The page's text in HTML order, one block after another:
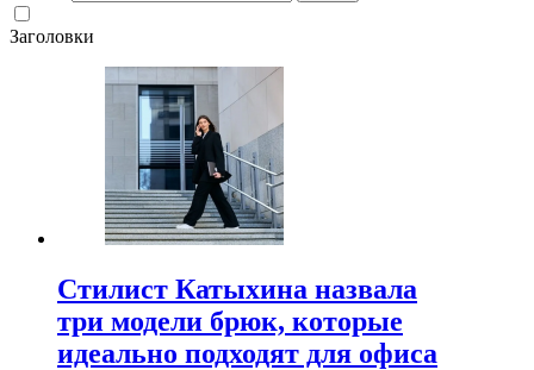
Заголовки
Стилист Катыхина назвала
три модели брюк, которые
идеально подходят для офиса